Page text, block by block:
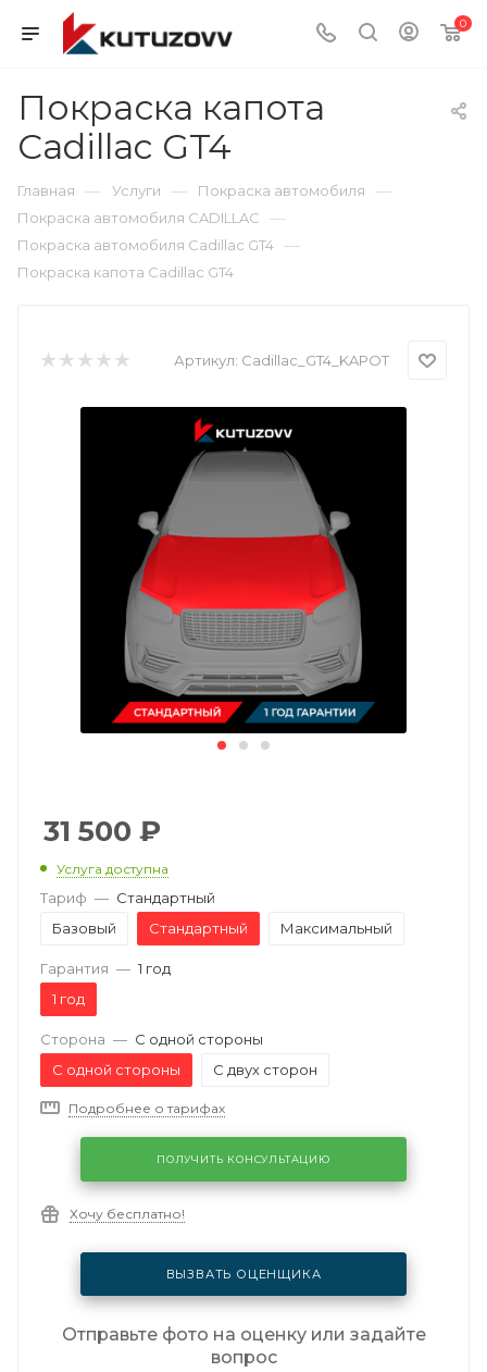
0
Покраска капота
Cadillac GT4
Главная — Услуги — Покраска автомобиля —
Покраска автомобиля CADILLAC —
Покраска автомобиля Cadillac GT4 —
Покраска капота Cadillac GT4
Артикул: Cadillac_GT4_KAPOT
31 500 ₽
Услуга доступна
Тариф — Стандартный
Базовый
Стандартный Максимальный
Гарантия — 1 год
1 год
Сторона — С одной стороны
С одной стороны
С двух сторон
Подробнее о тарифах
ПОЛУЧИТЬ КОНСУЛЬТАЦИЮ
Хочу бесплатно!
ВЫЗВАТЬ ОЦЕНЩИКА
Отправьте фото на оценку или задайте
вопрос